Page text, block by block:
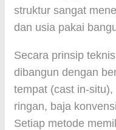
struktur sangat
dan usia pakai
Secara prinsip
dibangun dengan
tempat (cast in-
ringan, baja
Setiap metode